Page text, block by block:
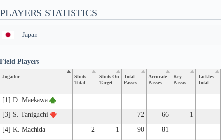
PLAYERS STATISTICS
Japan
Jogador
Shots
Total
Shots On
Target
Total
Passes
Accurate
Passes
Key
Passes
Tackles
Total
[1] D. Maekawa
[3] S. Taniguchi
72 66
1
[4] K. Machida
2 1 90
81
Field Players